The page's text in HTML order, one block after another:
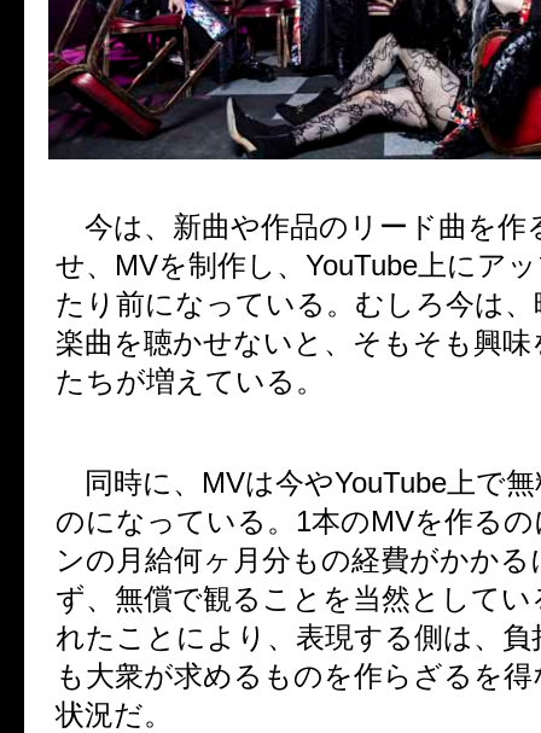
今は、新曲や作品のリード曲を作
せ、 MVを制作し、 YouTube 上にア
たり前になっている。むしろ今は
楽曲を聴かせないと、そもそも興
たちが増えている。
同時に、 MVは今やYouTube 上で
のになっている。 1本のMVを作る
ンの月給何ヶ月分もの経費がかか
ず、無償で観ることを当然としてい
れたことにより、表現する側は、
も大衆が求めるものを作らざるを
状況だ。